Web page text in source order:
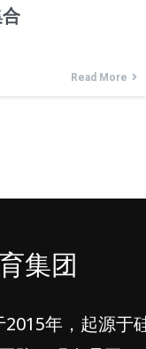
Read More
集团
年，起源于